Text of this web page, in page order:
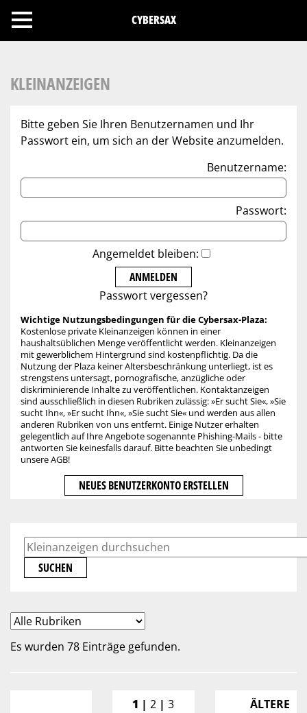
CYBERSAX
KLEINANZEIGEN
Bitte geben Sie Ihren Benutzernamen und Ihr
Passwort ein, um sich an der Website anzumelden.
Benutzername:
Passwort:
Angemeldet bleiben:
Passwort vergessen?
Wichtige Nutzungsbedingungen für die Cybersax-Plaza:
Kostenlose private Kleinanzeigen können in einer
haushaltsüblichen Menge veröffentlicht werden. Kleinanzeigen
mit gewerblichem Hintergrund sind kostenpflichtig. Da die
Nutzung der Plaza keiner Altersbeschränkung unterliegt, ist es
strengstens untersagt, pornografische, anzügliche oder
diskriminierende Inhalte zu veröffentlichen. Kontaktanzeigen
sind ausschließlich in diesen Rubriken zulässig: »Er sucht Sie«, »Sie
sucht Ihn«, »Er sucht Ihn«, »Sie sucht Sie« und werden aus allen
anderen Rubriken von uns entfernt. Einige Nutzer erhalten
gelegentlich auf Ihre Angebote sogenannte Phishing-Mails - bitte
antworten Sie keinesfalls darauf. Bitte beachten Sie unbedingt
unsere AGB!
NEUES BENUTZERKONTO ERSTELLEN
SUCHEN
Es wurden 78 Einträge gefunden.
1 |2 |3
ÄLTERE